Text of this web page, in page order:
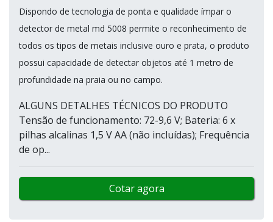
Dispondo de tecnologia de ponta e qualidade ímpar o
detector de metal md 5008 permite o reconhecimento de
todos os tipos de metais inclusive ouro e prata, o produto
possui capacidade de detectar objetos até 1 metro de
profundidade na praia ou no campo.
ALGUNS DETALHES TÉCNICOS DO PRODUTO
Tensão de funcionamento: 72-9,6 V; Bateria: 6 x
pilhas alcalinas 1,5 V AA (não incluídas); Frequência
de op...
Cotar agora